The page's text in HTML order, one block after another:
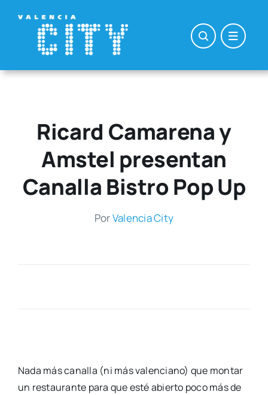
contenido
Ricard Camarena y
Amstel presentan
Canalla Bistro Pop Up
PorValen­cia City
Nada más cana­lla (ni más valen­ciano) que mon­tar
un res­tau­ran­te para que esté abier­to poco más de